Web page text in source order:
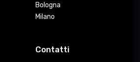
Bologna
Milano
Contatti